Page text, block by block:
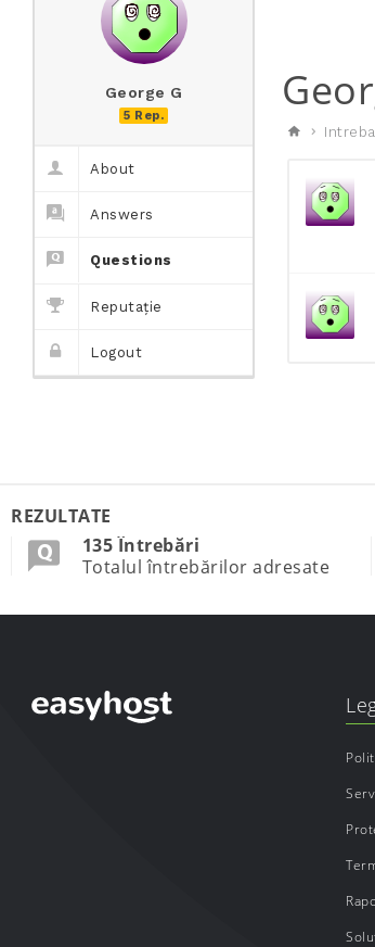
George G
5 Rep.
About
Answers
Questions
Reputație
Logout
REZULTATE
135 Întrebări
Totalul întrebărilor adresate